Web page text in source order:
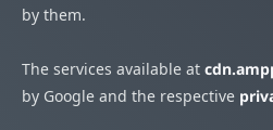
by them.
The services available at
by Google and the respective